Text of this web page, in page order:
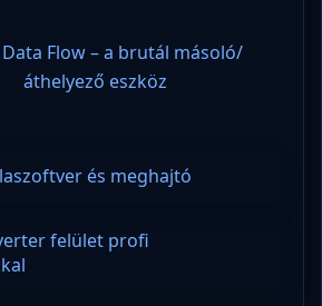
Flow – a brutál másoló/
áthelyező eszköz
és meghajtó
felület profi